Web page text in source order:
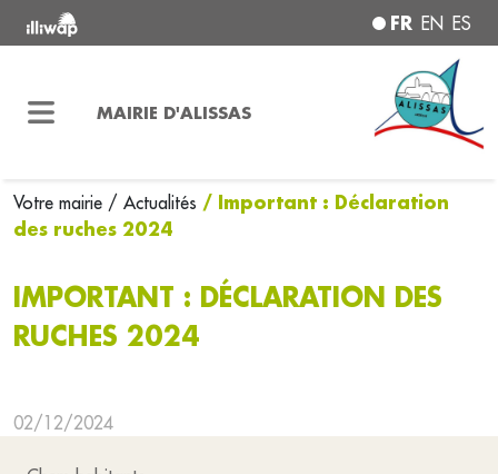
FR EN ES
MAIRIE D'ALISSAS
Votre mairie / Actualités / Important : Déclaration
des ruches 2024
IMPORTANT : DÉCLARATION DES
RUCHES 2024
02/12/2024